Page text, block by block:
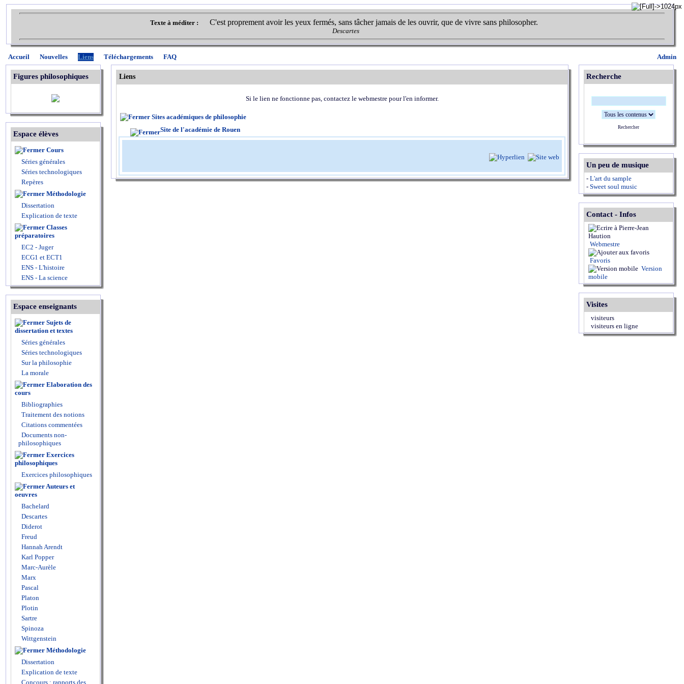
Texte à méditer : C'est proprement avoir les yeux fermés, sans tâcher jamais de les ouvrir, que de vivre sans philosopher.
Descartes
Admin
Accueil Nouvelles Liens Téléchargements FAQ
Figures philosophiques
Espace élèves
Cours
Séries générales
Séries technologiques
Repères
Méthodologie
Dissertation
Explication de texte
Classes
préparatoires
EC2 - Juger
ECG1 et ECT1
ENS - L'histoire
ENS - La science
Espace enseignants
Sujets de
dissertation et textes
Séries générales
Séries technologiques
Sur la philosophie
La morale
Elaboration des
cours
Bibliographies
Traitement des notions
Citations commentées
Documents non-
philosophiques
Exercices
philosophiques
Exercices philosophiques
Auteurs et
oeuvres
Bachelard
Descartes
Diderot
Freud
Hannah Arendt
Karl Popper
Marc-Aurèle
Marx
Pascal
Platon
Plotin
Sartre
Spinoza
Wittgenstein
Méthodologie
Dissertation
Explication de texte
Concours : rapports des
Liens
Si le lien ne fonctionne pas, contactez le webmestre pour l'en informer.
Sites académiques de philosophie
Site de l'académie de Rouen
Recherche
Rechercher
Un peu de musique
- L'art du sample
- Sweet soul music
Contact - Infos
Webmestre
Favoris
Version
mobile
Visites
visiteurs
visiteurs en ligne